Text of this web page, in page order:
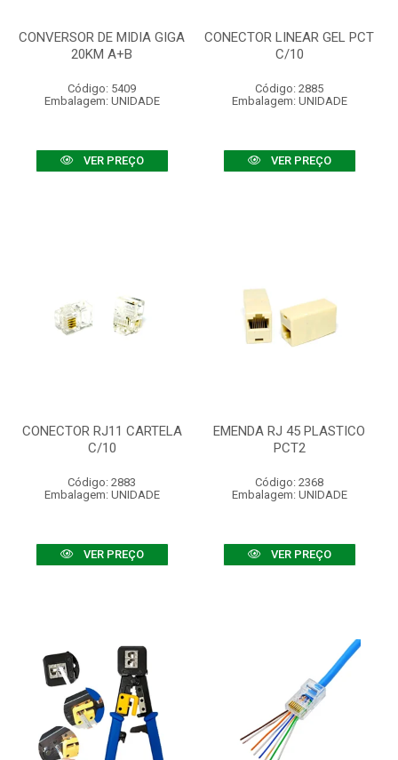
CONVERSOR DE MIDIA GIGA
20KM A+B
Código: 5409
Embalagem: UNIDADE
VER PREÇO
CONECTOR LINEAR GEL PCT
C/10
Código: 2885
Embalagem: UNIDADE
VER PREÇO
CONECTOR RJ11 CARTELA
C/10
Código: 2883
Embalagem: UNIDADE
VER PREÇO
EMENDA RJ 45 PLASTICO
PCT2
Código: 2368
Embalagem: UNIDADE
VER PREÇO